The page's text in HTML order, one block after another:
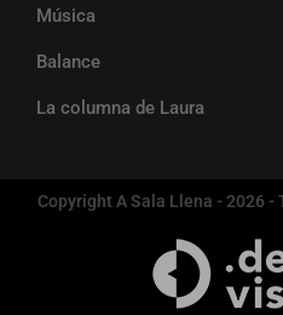
Música
Balance
La columna de Laura
Copyright A Sala Llena - 2026